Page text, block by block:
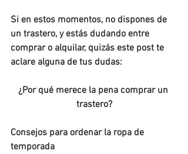
Si en estos momentos, no dispones de
un trastero, y estás dudando entre
comprar o alquilar, quizás este post te
aclare alguna de tus dudas:
¿Por qué merece la pena comprar un
trastero?
Consejos para ordenar la ropa de
temporada